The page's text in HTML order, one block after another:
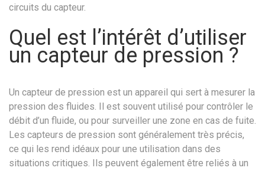
circuits du capteur.
Quel est l’intérêt d’utiliser
un capteur de pression ?
Un capteur de pression est un appareil qui sert à mesurer la
pression des fluides. Il est souvent utilisé pour contrôler le
débit d’un fluide, ou pour surveiller une zone en cas de fuite.
Les capteurs de pression sont généralement très précis,
ce qui les rend idéaux pour une utilisation dans des
situations critiques. Ils peuvent également être reliés à un